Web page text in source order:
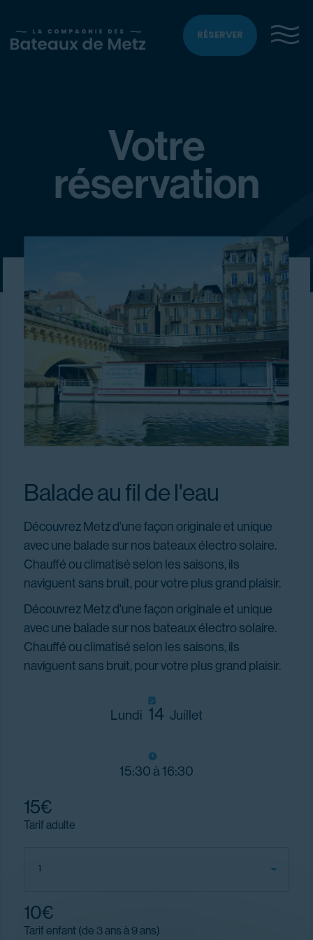
RÉSERVER
Votre
réservation
Balade au fil de l'eau
Découvrez Metz d'une façon originale et unique
avec une balade sur nos bateaux électro solaire.
Chauffé ou climatisé selon les saisons, ils
naviguent sans bruit, pour votre plus grand plaisir.
Découvrez Metz d'une façon originale et unique
avec une balade sur nos bateaux électro solaire.
Chauffé ou climatisé selon les saisons, ils
naviguent sans bruit, pour votre plus grand plaisir.
Lundi 14 Juillet
15:30 à 16:30
15€
Tarif adulte
10€
Tarif enfant (de 3 ans à 9 ans)